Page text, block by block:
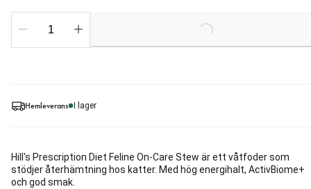
Hemleverans I lager
Hill's Prescription Diet Feline On-Care Stew är ett våtfoder som
stödjer återhämtning hos katter. Med hög energihalt, ActivBiome+
och god smak.
Loading...